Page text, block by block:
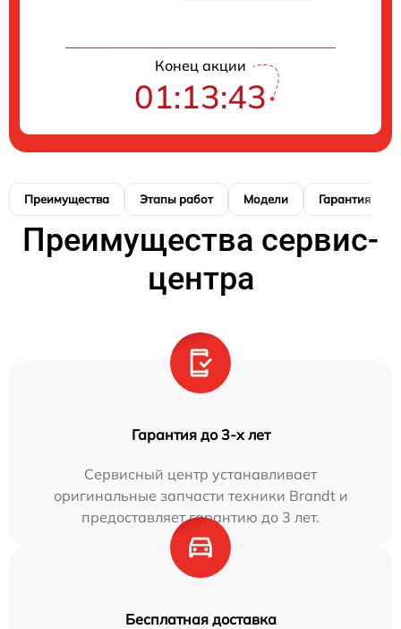
Конец акции
01:13:41
Преимущества Этапы работ Модели Гарантия
Преимущества сервис-
центра
Гарантия до 3-х лет
Сервисный центр устанавливает
оригинальные запчасти техники Brandt и
предоставляет гарантию до 3 лет.
Бесплатная доставка